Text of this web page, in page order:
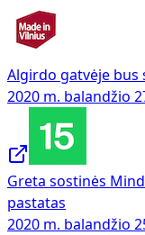
Algirdo gatvėje bus
2020 m. balandžio
Greta sostinės
pastatas
2020 m. balandžio